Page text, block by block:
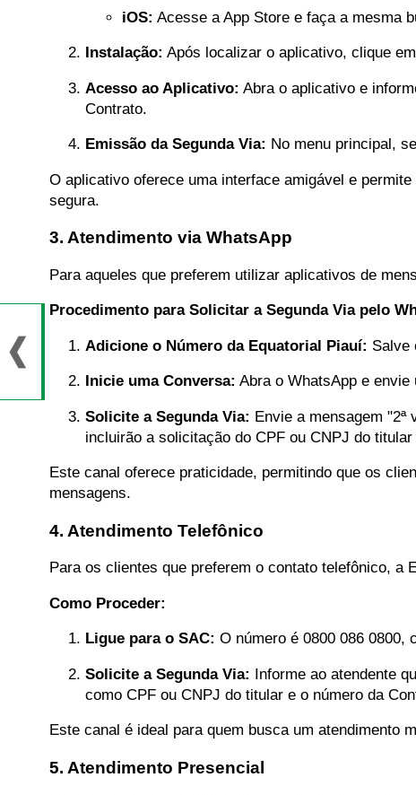
iOS: Acesse a App Store e faça a mesma
Instalação: Após localizar o aplicativo, clique
Acesso ao Aplicativo: Abra o aplicativo e
Contrato.
Emissão da Segunda Via: No menu principal,
O aplicativo oferece uma interface amigável e
segura.
3. Atendimento via WhatsApp
Para aqueles que preferem utilizar aplicativos de
Procedimento para Solicitar a Segunda Via pelo
Adicione o Número da Equatorial Piauí: Salve
Inicie uma Conversa: Abra o WhatsApp e
Solicite a Segunda Via: Envie a mensagem
incluirão a solicitação do CPF ou CNPJ do
Este canal oferece praticidade, permitindo que os
mensagens.
4. Atendimento Telefônico
Para os clientes que preferem o contato telefônico, a
Como Proceder:
Ligue para o SAC: O número é 0800 086 0800,
Solicite a Segunda Via: Informe ao atendente
como CPF ou CNPJ do titular e o número da
Este canal é ideal para quem busca um atendimento
5. Atendimento Presencial